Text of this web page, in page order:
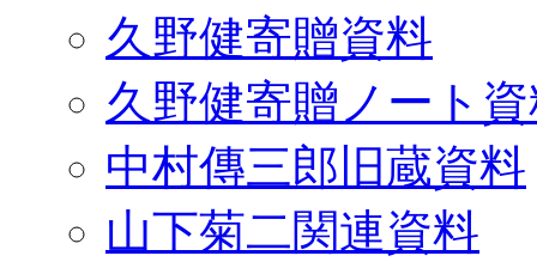
久野健寄贈資料
久野健寄贈ノート
中村傳三郎旧蔵資料
山下菊二関連資料